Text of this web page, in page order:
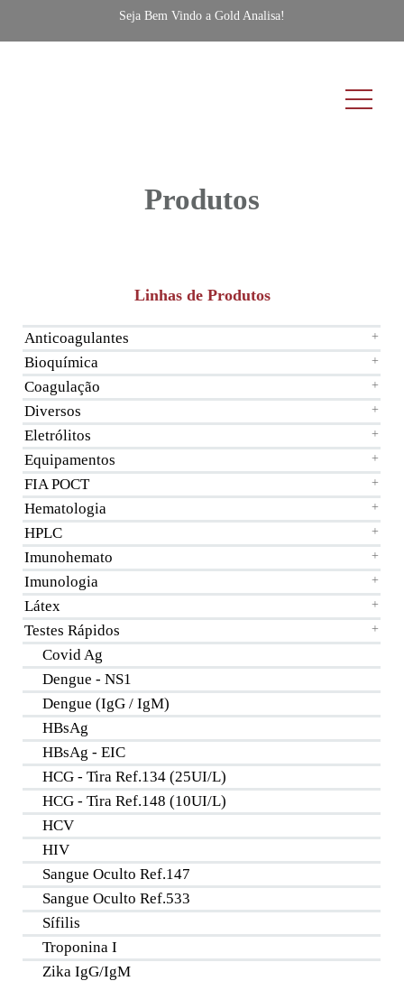
Seja Bem Vindo a Gold Analisa!
Produtos
Linhas de Produtos
Anticoagulantes +
Bioquímica +
Coagulação +
Diversos +
Eletrólitos +
Equipamentos +
FIA POCT +
Hematologia +
HPLC +
Imunohemato +
Imunologia +
Látex +
Testes Rápidos +
Covid Ag
Dengue - NS1
Dengue (IgG / IgM)
HBsAg
HBsAg - EIC
HCG - Tira Ref.134 (25UI/L)
HCG - Tira Ref.148 (10UI/L)
HCV
HIV
Sangue Oculto Ref.147
Sangue Oculto Ref.533
Sífilis
Troponina I
Zika IgG/IgM